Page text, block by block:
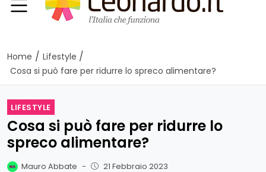
Home / Lifestyle /
Cosa si può fare per ridurre lo spreco alimentare?
LIFESTYLE
Cosa si può fare per ridurre lo
spreco alimentare?
Mauro Abbate - 21 Febbraio 2023